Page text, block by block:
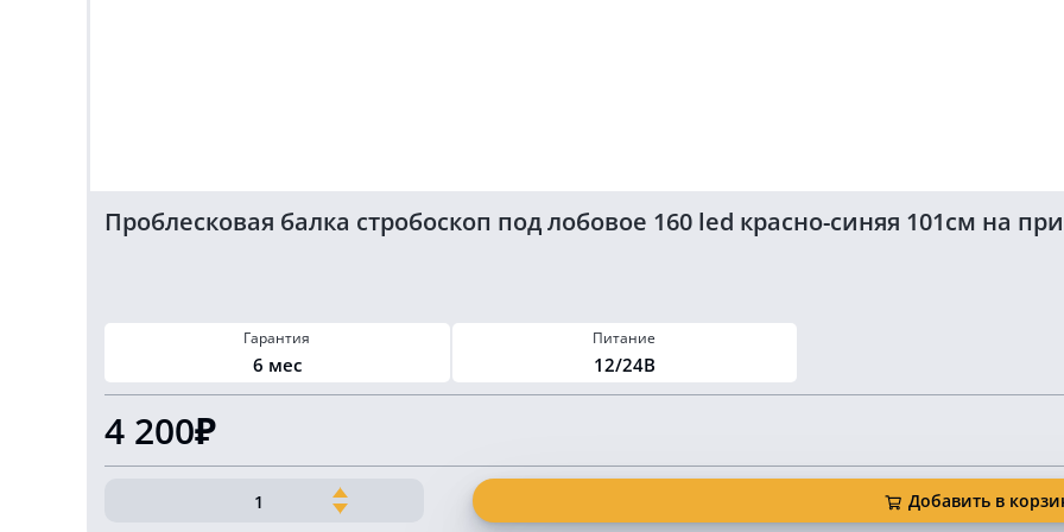
Проблесковая балка стробоскоп под лобовое 160 led красно-синяя 101см на
Гарантия
6 мес
Питание
12/24В
4 200₽
Количество
Добавить в